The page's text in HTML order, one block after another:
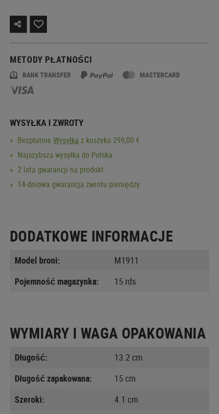
METODY PŁATNOŚCI
BANK TRANSFER MASTERCARD
WYSYŁKA I ZWROTY
Bezpłatnie Wysyłka z koszyka 299,00 €
Najszybsza wysyłka do Polska
2 lata gwarancji na produkt
14-dniowa gwarancja zwrotu pieniędzy
DODATKOWE INFORMACJE
Model broni:
M1911
Pojemność magazynka:
15 rds
WYMIARY I WAGA OPAKOWANIA
Długość:
13.2 cm
Długość zapakowana:
15 cm
Szeroki:
4.1 cm